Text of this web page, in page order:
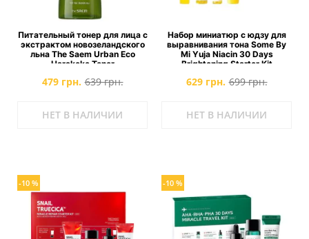
Питательный тонер для лица с
экстрактом новозеландского
льна The Saem Urban Eco
Harakeke Toner
479 грн. 639 грн.
НЕТ В НАЛИЧИИ
Набор миниатюр с юдзу для
выравнивания тона Some By
Mi Yuja Niacin 30 Days
Brightening Starter Kit
629 грн. 699 грн.
НЕТ В НАЛИЧИИ
-10 % -10 %